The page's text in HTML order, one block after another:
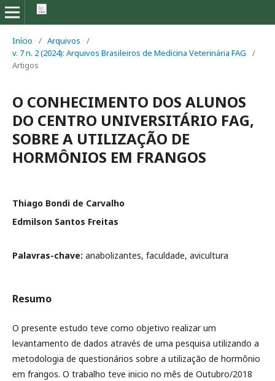
Início / Arquivos
/
v. 7 n. 2 (2024): Arquivos Brasileiros de Medicina Veterinária FAG
/
Artigos
O CONHECIMENTO DOS ALUNOS
DO CENTRO UNIVERSITÁRIO FAG,
SOBRE A UTILIZAÇÃO DE
HORMÔNIOS EM FRANGOS
Thiago Bondi de Carvalho
Edmilson Santos Freitas
Palavras-chave: anabolizantes, faculdade, avicultura
Resumo
O presente estudo teve como objetivo realizar um
levantamento de dados através de uma pesquisa utilizando a
metodologia de questionários sobre a utilização de hormônio
em frangos. O trabalho teve inicio no mês de Outubro/2018